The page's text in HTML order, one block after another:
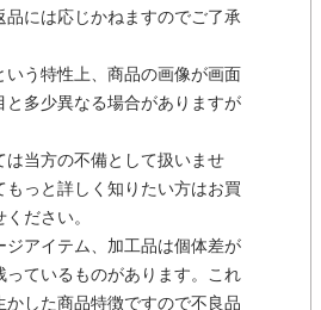
品には応じかねますのでご了承
いう特性上、商品の画像が画面
と多少異なる場合がありますが
は当方の不備として扱いませ
もっと詳しく知りたい方はお買
ださい。
ジアイテム、加工品は個体差が
っているものがあります。これ
かした商品特徴ですので不良品